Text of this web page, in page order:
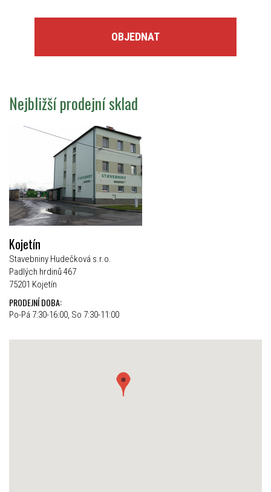
OBJEDNAT
Nejbližší prodejní sklad
Kojetín
Stavebniny Hudečková s.r.o.
Padlých hrdinů 467
75201 Kojetín
PRODEJNÍ DOBA:
Po-Pá 7:30-16:00, So 7:30-11:00